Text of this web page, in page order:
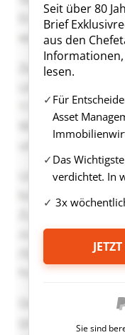
Seit über 80
Brief
aus den
lesen.
Für
Asset
Das
verdichtet. In
3x
Sie sind